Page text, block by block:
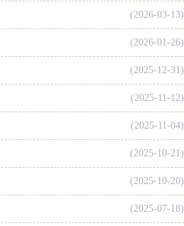
(2026-03-13)
(2026-01-26)
(2025-12-31)
(2025-11-12)
(2025-11-04)
(2025-10-21)
(2025-10-20)
(2025-07-18)